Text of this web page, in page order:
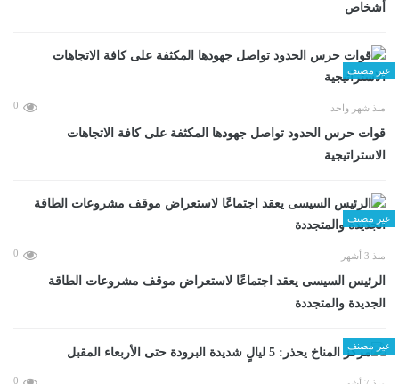
أشخاص
غير مصنف
منذ شهر واحد 0
قوات حرس الحدود تواصل جهودها المكثفة على كافة الاتجاهات
الاستراتيجية
غير مصنف
منذ 3 أشهر 0
الرئيس السيسى يعقد اجتماعًا لاستعراض موقف مشروعات الطاقة
الجديدة والمتجددة
غير مصنف
0